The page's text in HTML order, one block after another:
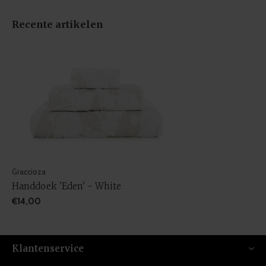
Recente artikelen
Graccioza
Handdoek 'Eden' - White
€14,00
Klantenservice